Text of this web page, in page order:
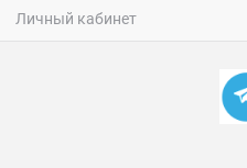
Личный кабинет